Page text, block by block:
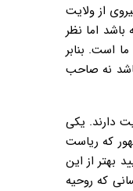
از ولایت
اما نظر
است. بنابر
نه صاحب
دارند. یکی
که ریاست
بهتر از این
که روحیه